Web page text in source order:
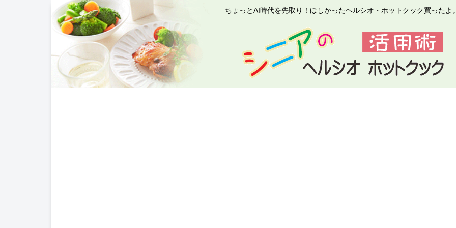
ちょっとAI時代を先取り！ほしかったヘルシオ・ホットクック買ったよ